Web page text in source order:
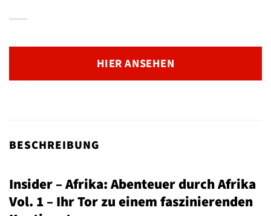
HIER ANSEHEN
BESCHREIBUNG
Insider – Afrika: Abenteuer durch Afrika
Vol. 1 – Ihr Tor zu einem faszinierenden